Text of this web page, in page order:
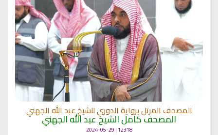
المصحف المرتل برواية الدوري للشيخ عبد الله الجهني
المصحف كامل الشيخ عبد الله الجهني
12318 | 2024-05-29